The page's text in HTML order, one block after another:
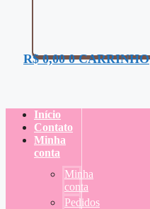
R$0,00 0 CARRINHO
Início
Contato
Minha
conta
Minha
conta
Pedidos